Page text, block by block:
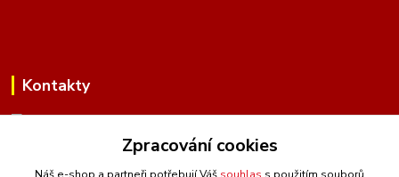
Kontakty
(Po-Pá, 10 - 16 hod.)
Zpracování cookies